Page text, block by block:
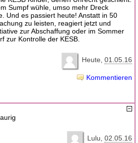
Sumpf wühle, umso mehr Dreck
Und es passiert heute! Anstatt in 50
zu leisten, reagiert jetzt und
zur Abschaffung oder im Sommer
zur Kontrolle der KESB.
Heute 01.05.16
Kommentieren
Lulu 02.05.16